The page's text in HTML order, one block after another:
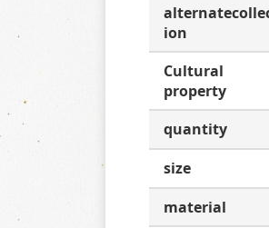
ion
Cultural
property
quantity
size
material